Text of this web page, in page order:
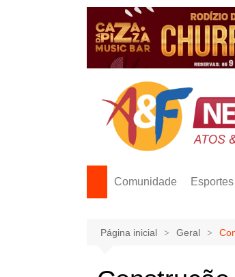
Comunidade Esportes
Página inicial Geral